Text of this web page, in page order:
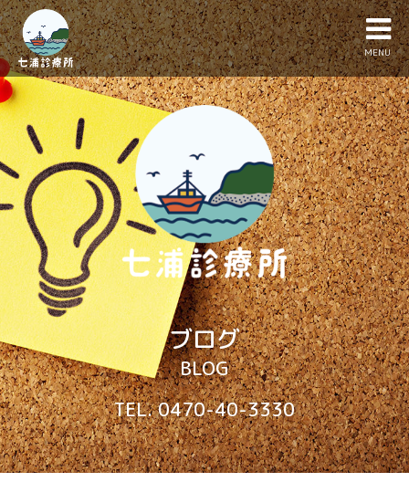
MENU
ブログ
BLOG
TEL. 0470-40-3330